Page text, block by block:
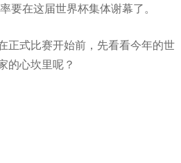
在这届世界杯集体谢幕了。
正式比赛开始前，先看看今年的世
的心坎里呢？